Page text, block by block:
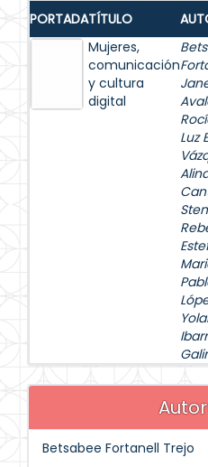
PORTADATÍTULO
Mujeres,
comunicación
y cultura
digital
Luz
Betsabee Fortanell Trejo